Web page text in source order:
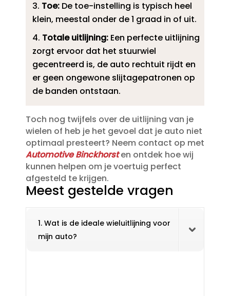
Toe:De toe-instelling is typisch heel
klein, meestal onder de 1 graad in of uit.​
Totale uitlijning:Een perfecte uitlijning
zorgt ervoor dat het stuurwiel
gecentreerd is, de auto rechtuit rijdt en
er geen ongewone slijtagepatronen op
de banden ontstaan.​
Toch nog twijfels over de uitlijning van je
wielen of heb je het gevoel dat je auto niet
optimaal presteert? Neem contact op met
Automotive Binckhorsten ontdek hoe wij
kunnen helpen om je voertuig perfect
afgesteld te krijgen.​
Meest gestelde vragen
1. Wat is de ideale wieluitlijning voor
mijn auto?